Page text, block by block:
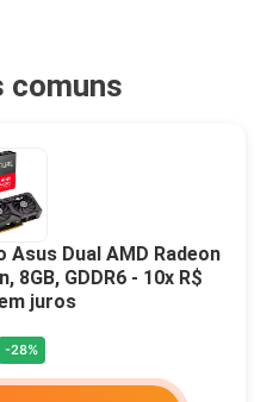
comuns
Asus Dual AMD Radeon
8GB, GDDR6 - 10x R$
juros
-28%